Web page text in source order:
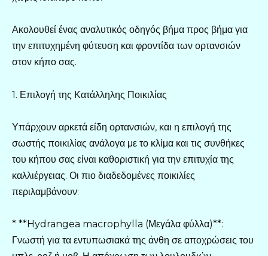
Ακολουθεί ένας αναλυτικός οδηγός βήμα προς βήμα για
την επιτυχημένη φύτευση και φροντίδα των ορτανσιών
στον κήπο σας.
1. Επιλογή της Κατάλληλης Ποικιλίας
Υπάρχουν αρκετά είδη ορτανσιών, και η επιλογή της
σωστής ποικιλίας ανάλογα με το κλίμα και τις συνθήκες
του κήπου σας είναι καθοριστική για την επιτυχία της
καλλιέργειας. Οι πιο διαδεδομένες ποικιλίες
περιλαμβάνουν:
* **Hydrangea macrophylla (Μεγάλα φύλλα)**:
Γνωστή για τα εντυπωσιακά της άνθη σε αποχρώσεις του